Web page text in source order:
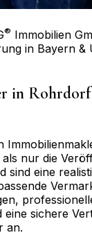
® Immobilien
in Bayern &
in Rohrdorf
nur die
sind eine
eine sichere
an.